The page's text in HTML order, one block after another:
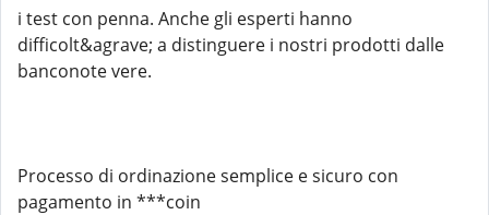
i test con penna. Anche gli esperti hanno
difficolt&agrave; a distinguere i nostri prodotti dalle
banconote vere.
Processo di ordinazione semplice e sicuro con
pagamento in ***coin